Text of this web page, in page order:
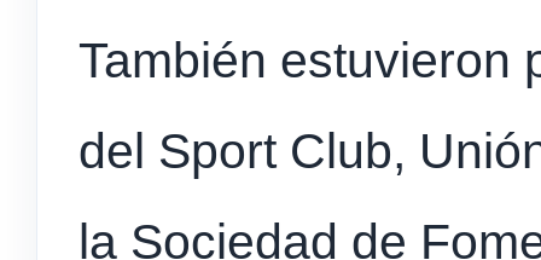
También estuvieron
del Sport Club,
la Sociedad de